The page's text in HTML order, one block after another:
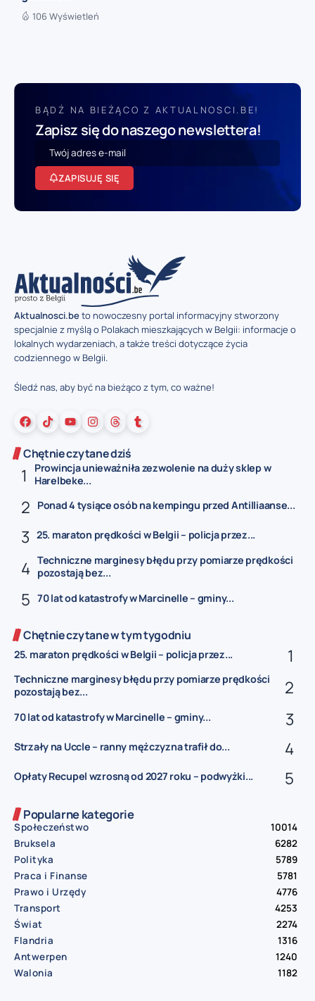
106 Wyświetleń
BĄDŹ NA BIEŻĄCO Z AKTUALNOSCI.BE!
Zapisz się do naszego newslettera!
ZAPISUJĘ SIĘ
Aktualnosci.beto nowoczesny portal informacyjny stworzony
specjalnie z myślą o Polakach mieszkających w Belgii: informacje o
lokalnych wydarzeniach, a także treści dotyczące życia
codziennego w Belgii.
Śledź nas, aby być na bieżąco z tym, co ważne!
Chętnie czytane dziś
Prowincja unieważniła zezwolenie na duży sklep w
Harelbeke...
Ponad 4 tysiące osób na kempingu przed Antilliaanse...
25. maraton prędkości w Belgii – policja przez...
Techniczne marginesy błędu przy pomiarze prędkości
pozostają bez...
70 lat od katastrofy w Marcinelle – gminy...
Chętnie czytane w tym tygodniu
25. maraton prędkości w Belgii – policja przez...
Techniczne marginesy błędu przy pomiarze prędkości
pozostają bez...
70 lat od katastrofy w Marcinelle – gminy...
Strzały na Uccle – ranny mężczyzna trafił do...
Opłaty Recupel wzrosną od 2027 roku – podwyżki...
Popularne kategorie
Społeczeństwo
10014
Bruksela
6282
Polityka
5789
Praca i Finanse
5781
Prawo i Urzędy
4776
Transport
4253
Świat
2274
Flandria
1316
Antwerpen
1240
Walonia
1182